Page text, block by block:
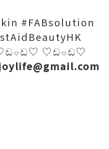
#FABsolution
ඩ♡ ♡ඩ⌔ඩ♡